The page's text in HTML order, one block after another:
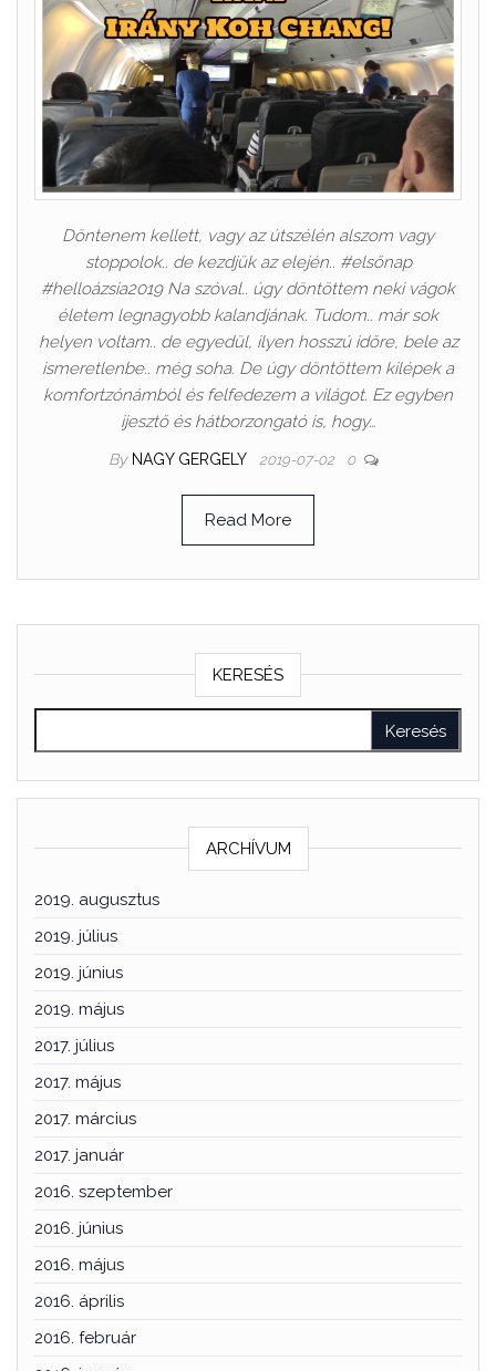
Döntenem kellett, vagy az útszélén alszom vagy
stoppolok.. de kezdjük az elején.. #elsőnap
#helloázsia2019 Na szóval.. úgy döntöttem neki vágok
életem legnagyobb kalandjának. Tudom.. már sok
helyen voltam.. de egyedül, ilyen hosszú időre, bele az
ismeretlenbe.. még soha. De úgy döntöttem kilépek a
komfortzónámból és felfedezem a világot. Ez egyben
ijesztő és hátborzongató is, hogy…
By NAGY GERGELY 2019-07-02 0
Read More
KERESÉS
ARCHÍVUM
2019. augusztus
2019. július
2019. június
2019. május
2017. július
2017. május
2017. március
2017. január
2016. szeptember
2016. június
2016. május
2016. április
2016. február